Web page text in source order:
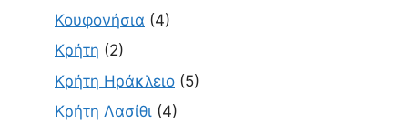
Κουφονήσια (4)
Κρήτη (2)
Κρήτη Ηράκλειο (5)
Κρήτη Λασίθι (4)